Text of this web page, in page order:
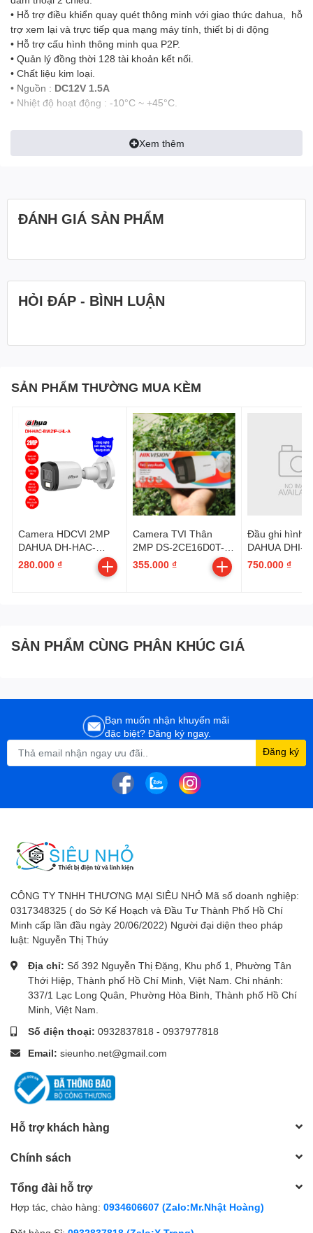
• Hỗ trợ điều khiển quay quét thông minh với giao thức dahua, hỗ
trợ xem lại và trực tiếp qua mạng máy tính, thiết bị di động
• Hỗ trợ cấu hình thông minh qua P2P.
• Quản lý đồng thời 128 tài khoản kết nối.
• Chất liệu kim loại.
• Nguồn : DC12V 1.5A
• Nhiệt độ hoạt động : -10°C ~ +45°C.
Sản phẩm được phân phối bởi: CÔNG TY TNHH THƯƠNG MẠI
Kho: 337/1 Lạc Long Quân, P5, Q11, TP.HCM
Xem thêm
ĐÁNH GIÁ SẢN PHẨM
HỎI ĐÁP - BÌNH LUẬN
SẢN PHẨM THƯỜNG MUA KÈM
Camera HDCVI 2MP
DAHUA DH-HAC-
B1A21P-U-IL-A
280.000 ₫
Camera TVI Thân
2MP DS-2CE16D0T-
LPTS (3.6MM) (đàm
thoại 2 chiều khi dùng
355.000 ₫
Đầu ghi hình
DAHUA DHI-
NVR1108HS-
750.000 ₫
SẢN PHẨM CÙNG PHÂN KHÚC GIÁ
Bạn muốn nhận khuyến mãi
đặc biệt? Đăng ký ngay.
Đăng ký
CÔNG TY TNHH THƯƠNG MẠI SIÊU NHỎ Mã số doanh nghiệp:
0317348325 ( do Sở Kế Hoạch và Đầu Tư Thành Phố Hồ Chí
Minh cấp lần đầu ngày 20/06/2022) Người đại diện theo pháp
luật: Nguyễn Thị Thúy
Địa chỉ: Số 392 Nguyễn Thị Đặng, Khu phố 1, Phường Tân
Thới Hiệp, Thành phố Hồ Chí Minh, Việt Nam. Chi nhánh:
337/1 Lạc Long Quân, Phường Hòa Bình, Thành phố Hồ Chí
Minh, Việt Nam.
Số điện thoại: 0932837818 - 0937977818
Email: sieunho.net@gmail.com
Hỗ trợ khách hàng
Chính sách
Tổng đài hỗ trợ
Hợp tác, chào hàng: 0934606607 (Zalo:Mr.Nhật Hoàng)